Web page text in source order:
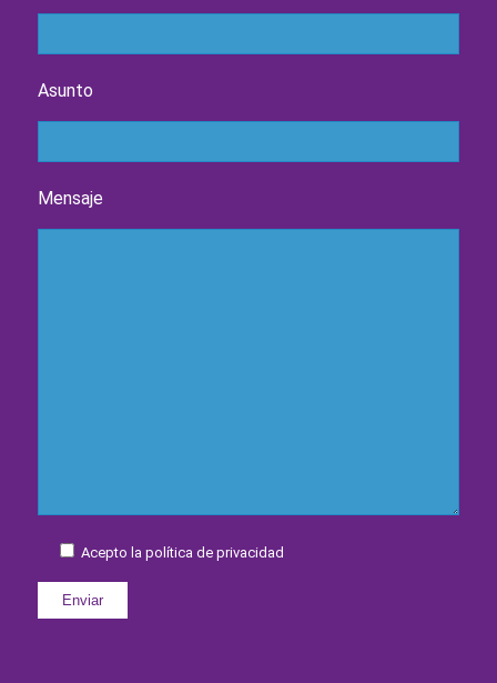
Asunto
Mensaje
Acepto la política de privacidad